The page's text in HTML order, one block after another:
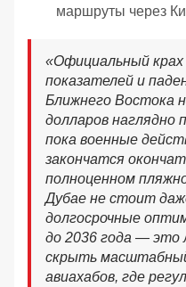
маршруты через
«Официальный
показателей и
Ближнего Востока
долларов наглядно
пока военные
закончатся
полноценном
Дубае не стоит
долгосрочные
до 2036 года — это
скрыть
авиахабов, где